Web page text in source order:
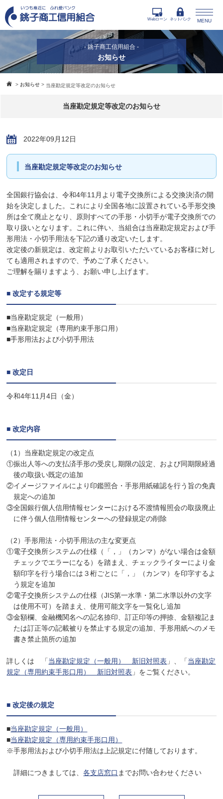
MENU
Webローン ネットバンク
- 銚子商工信用組合 -
お知らせ
> お知らせ > 当座勘定規定等改定のお知らせ
当座勘定規定等改定のお知らせ
2022年09月12日
当座勘定規定等改定のお知らせ
全国銀行協会は、令和4年11月より電子交換所による交換決済の開
始を決定しました。これにより全国各地に設置されている手形交換
所は全て廃止となり、原則すべての手形・小切手が電子交換所での
取り扱いとなります。これに伴い、当組合は当座勘定規定および手
形用法・小切手用法を下記の通り改定いたします。
改定後の新規定は、改定前よりお取引いただいているお客様に対し
ても適用されますので、予めご了承ください。
ご理解を賜りますよう、お願い申し上げます。
■ 改定する規定等
■当座勘定規定（一般用）
■当座勘定規定（専用約束手形口用）
■手形用法および小切手用法
■ 改定日
令和4年11月4日（金）
■ 改定内容
（1）当座勘定規定の改定点
①振出人等への支払済手形の受戻し期限の設定、および同期限経過
後の取扱い既定の追加
②イメージファイルにより印鑑照合・手形用紙確認を行う旨の免責
規定への追加
③全国銀行個人信用情報センターにおける不渡情報照会の取扱廃止
に伴う個人信用情報センターへの登録規定の削除
（2）手形用法・小切手用法の主な変更点
①電子交換所システムの仕様（「，」（カンマ）がない場合は金額
チェックでエラーになる）を踏まえ、チェックライターにより金
額印字を行う場合には３桁ごとに「，」（カンマ）を印字するよ
う規定を追加
②電子交換所システムの仕様（JIS第一水準・第二水準以外の文字
は使用不可）を踏まえ、使用可能文字を一覧化し追加
③金額欄、金融機関名への記名捺印、訂正印等の押捺、金額複記ま
たは訂正等の記載被りを禁止する規定の追加、手形用紙へのメモ
書き禁止箇所の追加
詳しくは 「当座勘定規定（一般用） 新旧対照表 」、「当座勘定
規定（専用約束手形口用） 新旧対照表 」をご覧ください。
■ 改定後の規定
■当座勘定規定（一般用）
■当座勘定規定（専用約束手形口用）
※手形用法および小切手用法は上記規定に付随しております。
詳細につきましては、各支店窓口 までお問い合わせください